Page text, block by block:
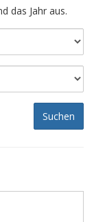
das Jahr aus.